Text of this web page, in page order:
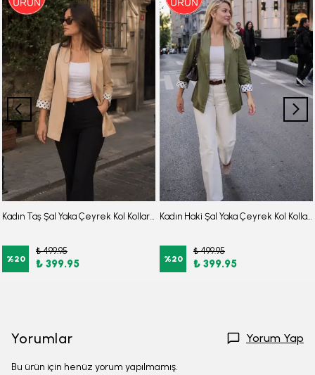
%20
₺ 499.95
₺ 399.95 %20
₺ 499.95
₺ 399.95
Yorumlar Yorum Yap
Bu ürün için henüz yorum yapılmamış.